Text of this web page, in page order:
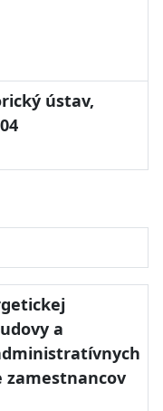
ústav,
04
a
zamestnancov